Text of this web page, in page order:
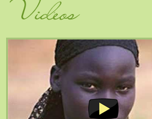
Vidéos